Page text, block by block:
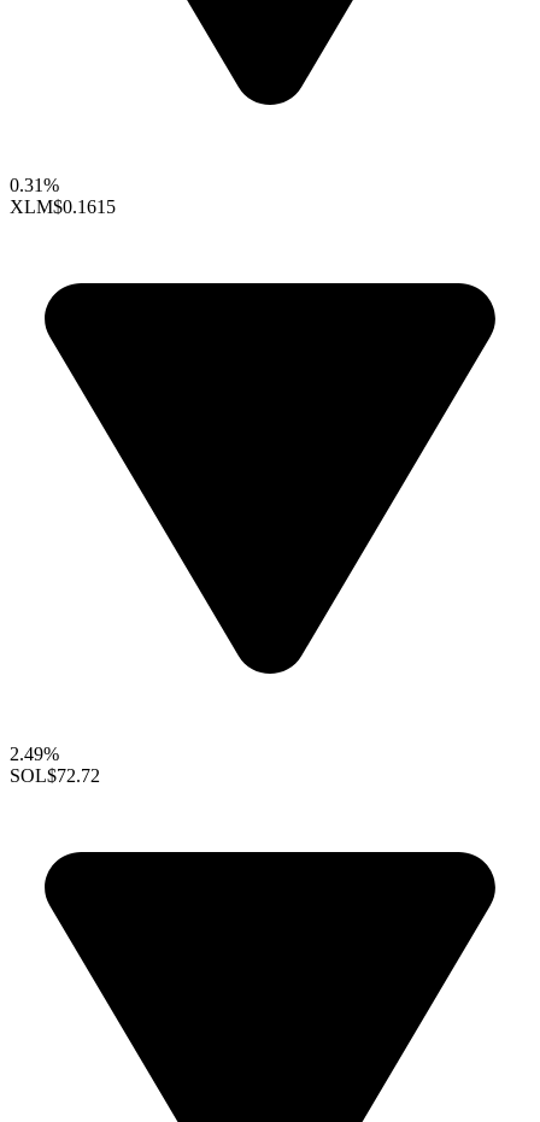
0.31%
XLM$0.1615
2.49%
SOL$72.72